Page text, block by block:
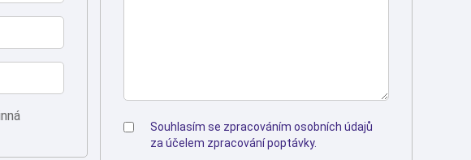
Souhlasím se zpracováním osobních údajů
za účelem zpracování poptávky.